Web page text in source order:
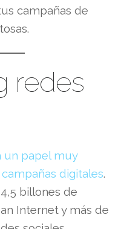
campañas de
redes
un papel muy
digitales.
billones de
Internet y más de